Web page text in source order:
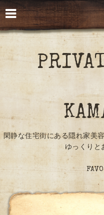
閑静な住宅街にある隠れ家美
ゆっくりと